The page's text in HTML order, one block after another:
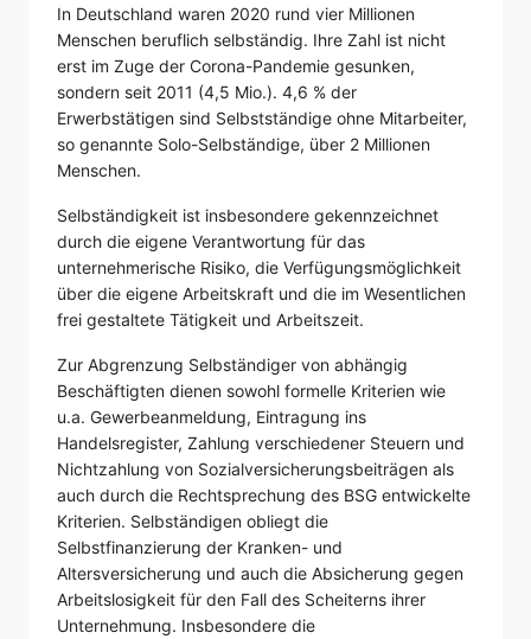
In Deutschland waren 2020 rund vier Millionen
Menschen beruflich selbständig. Ihre Zahl ist nicht
erst im Zuge der Corona-Pandemie gesunken,
sondern seit 2011 (4,5 Mio.). 4,6 % der
Erwerbstätigen sind Selbstständige ohne Mitarbeiter,
so genannte Solo-Selbständige, über 2 Millionen
Menschen.
Selbständigkeit ist insbesondere gekennzeichnet
durch die eigene Verantwortung für das
unternehmerische Risiko, die Verfügungsmöglichkeit
über die eigene Arbeitskraft und die im Wesentlichen
frei gestaltete Tätigkeit und Arbeitszeit.
Zur Abgrenzung Selbständiger von abhängig
Beschäftigten dienen sowohl formelle Kriterien wie
u.a. Gewerbeanmeldung, Eintragung ins
Handelsregister, Zahlung verschiedener Steuern und
Nichtzahlung von Sozialversicherungsbeiträgen als
auch durch die Rechtsprechung des BSG entwickelte
Kriterien. Selbständigen obliegt die
Selbstfinanzierung der Kranken- und
Altersversicherung und auch die Absicherung gegen
Arbeitslosigkeit für den Fall des Scheiterns ihrer
Unternehmung. Insbesondere die